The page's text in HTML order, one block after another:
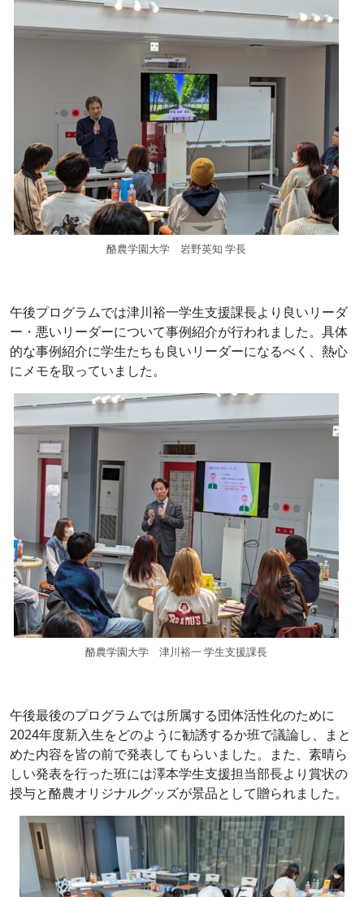
酪農学園大学 岩野英知 学長
午後プログラムでは津川裕一学生支援課長より良いリーダ
ー・悪いリーダーについて事例紹介が行われました。具体
的な事例紹介に学生たちも良いリーダーになるべく、熱心
にメモを取っていました。
酪農学園大学 津川裕一 学生支援課長
午後最後のプログラムでは所属する団体活性化のために
2024年度新入生をどのように勧誘するか班で議論し、まと
めた内容を皆の前で発表してもらいました。また、素晴ら
しい発表を行った班には澤本学生支援担当部長より賞状の
授与と酪農オリジナルグッズが景品として贈られました。